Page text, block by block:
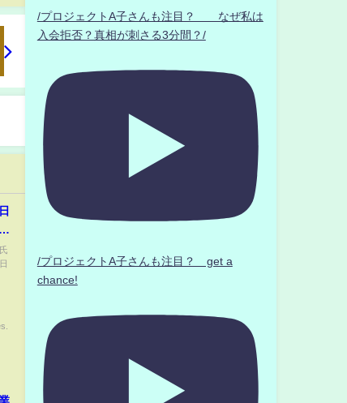
/プロジェクトA子さんも注目？ なぜ私は
入会拒否？真相が刺さる3分間？/
/プロジェクトA子さんも注目？ get a
chance!